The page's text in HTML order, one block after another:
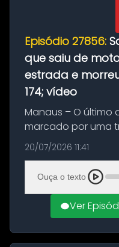
Episódio 27856:
que saiu de
estrada e
174; vídeo
Manaus – O último
marcado por uma
resultou na morte
BR-174, na zona
com destino a um
20/07/2026 11:41
Ouça o texto
Ver